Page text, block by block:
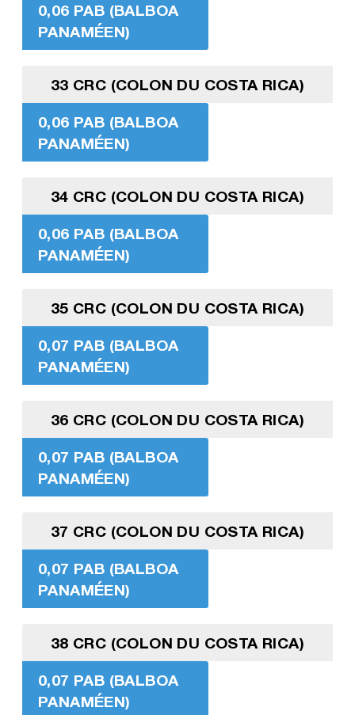
0,06 PAB (BALBOA
PANAMÉEN)
33 CRC (COLON DU COSTA RICA)
0,06 PAB (BALBOA
PANAMÉEN)
34 CRC (COLON DU COSTA RICA)
0,06 PAB (BALBOA
PANAMÉEN)
35 CRC (COLON DU COSTA RICA)
0,07 PAB (BALBOA
PANAMÉEN)
36 CRC (COLON DU COSTA RICA)
0,07 PAB (BALBOA
PANAMÉEN)
37 CRC (COLON DU COSTA RICA)
0,07 PAB (BALBOA
PANAMÉEN)
38 CRC (COLON DU COSTA RICA)
0,07 PAB (BALBOA
PANAMÉEN)